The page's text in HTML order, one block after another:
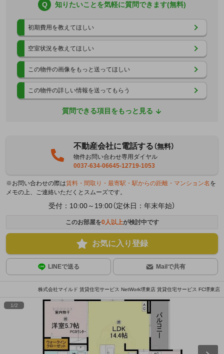
Q 知りたいことを気軽に質問できます(無料)
初期費用を教えてほしい
空室状況を教えてほしい
この物件の画像をもっと送ってほしい
この物件の詳しい情報を送ってもらう
質問できる項目をもっと見る
不動産会社に電話する（無料）
物件お問い合わせ専用ダイヤル
0037-634-06645-12719-1053
※お問い合わせの際は賃料・間取り・最寄駅・駅からの距離・マンション名 を
メモの上、ご連絡いただくとスムーズです。
受付：10:00～19:00（定休日：年末年始）
このお部屋を0人以上が検討中です
お気に入り登録
LINEで送る Mailで共有
株式会社マイルド 賃貸住宅サービス NetWork堺東店 賃貸住宅サービス FC堺東店
1/2